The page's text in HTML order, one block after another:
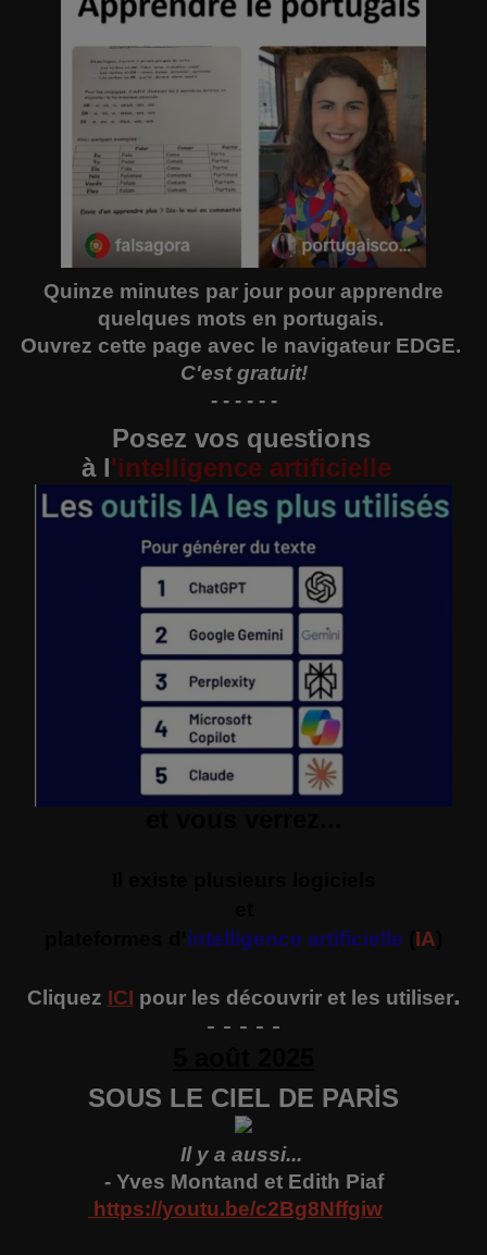
Quinze minutes par jour pour apprendre
quelques mots en portugais.
Ouvrez cette page avec le navigateur EDGE.
C'est gratuit!
- - - - - -
Posez vos questions
àl'intelligence artificielle
intelligence artificielle IA
Cliquez ICI pour les découvrir et les utiliser.
- - - - -
SOUS LE CIEL DE PARİS
Il y a aussi...
- Yves Montand et Edith Piaf
https://youtu.be/c2Bg8Nffgiw